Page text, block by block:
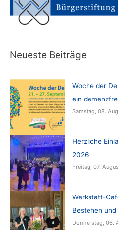
Neueste Beiträge
Woche der
ein
Samstag, 08.
Herzliche
2026
Freitag, 07.
Werkstatt-
Bestehen
Donnerstag, 06.